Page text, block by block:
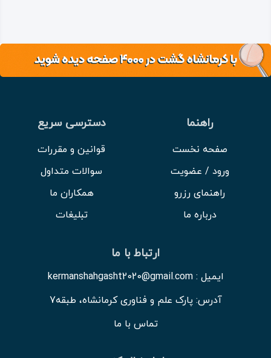
راهنما
صفحه نخست
ورود / عضویت
راهنمای رزرو
درباره ما
دسترسی سریع
قوانین و مقررات
سوالات متداول
همکاران ما
تبلیغات
ارتباط با ما
ایمیل : kermanshahgasht2020@gmail.com
آدرس: پارک علم و فناوری کرمانشاه، طبقه7
تماس با ما